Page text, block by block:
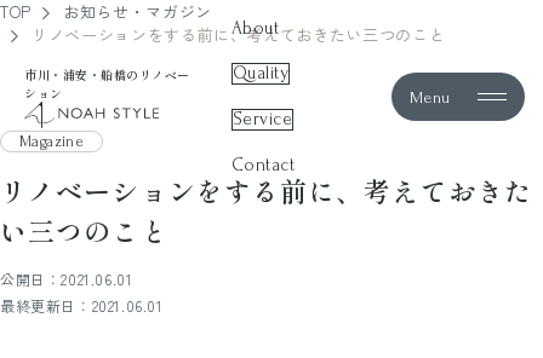
市川・浦安・船橋のリノベー
ション
noah style
About
Quality
Service
Contact
Menu
TOP
お知らせ・マガジン
リノベーションをする前に、考えておきたい三つのこと
Magazine
リノベーションをする前に、考えておきた
い三つのこと
公開日：2021.06.01
最終更新日：2021.06.01